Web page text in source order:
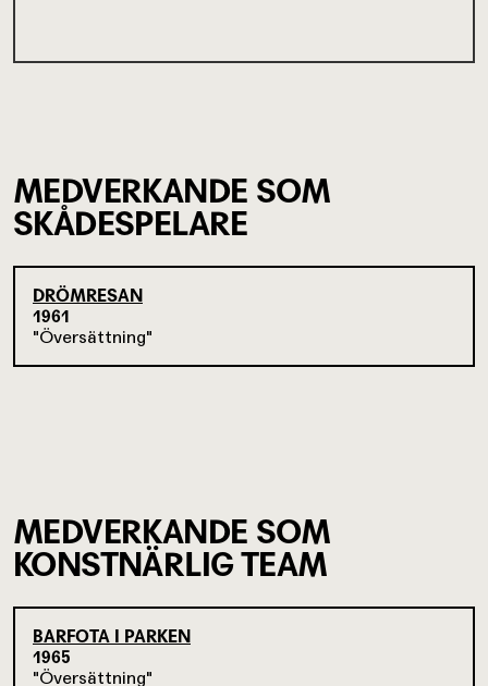
MEDVERKANDE SOM
SKÅDESPELARE
DRÖMRESAN
1961
Översättning
MEDVERKANDE SOM
KONSTNÄRLIG TEAM
BARFOTA I PARKEN
1965
Översättning